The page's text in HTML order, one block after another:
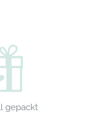
gepackt